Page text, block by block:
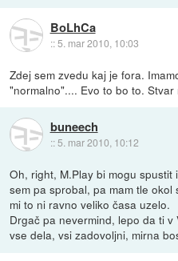
BoLhCa
::5. mar 2010, 10:03
Zdej sem zvedu kaj je fora.
"normalno".... Evo to bo to. Stvar
buneech
:: 5. mar 2010, 10:12
Oh, right, M.Play bi mogu
sem pa sprobal, pa mam tle
mi to ni ravno veliko časa uzelo.
Drgač pa nevermind, lepo da ti
vse dela, vsi zadovoljni, mirna